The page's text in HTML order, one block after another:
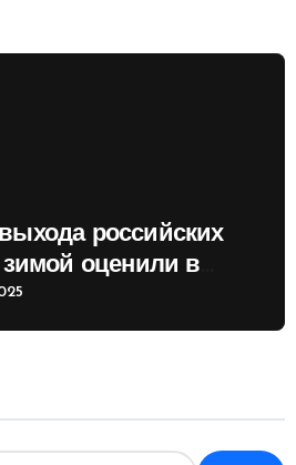
российских
зимой оценили в